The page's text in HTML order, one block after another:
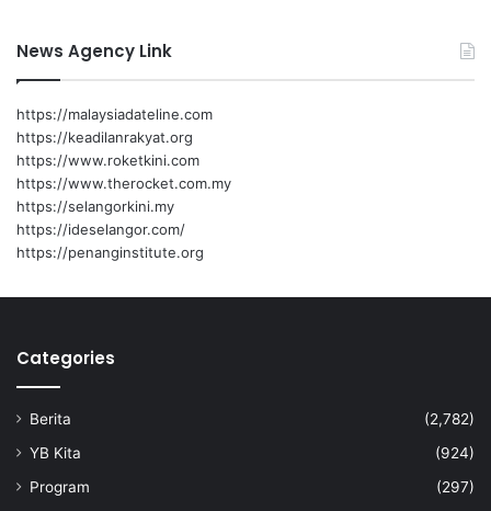
News Agency Link
https://malaysiadateline.com
https://keadilanrakyat.org
https://www.roketkini.com
https://www.therocket.com.my
https://selangorkini.my
https://ideselangor.com/
https://penanginstitute.org
Categories
Berita
(2,782)
YB Kita
(924)
Program
(297)